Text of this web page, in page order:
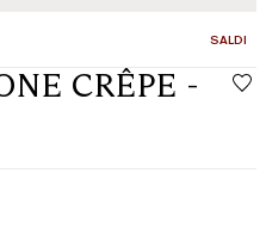
SALDI
CRÊPE -